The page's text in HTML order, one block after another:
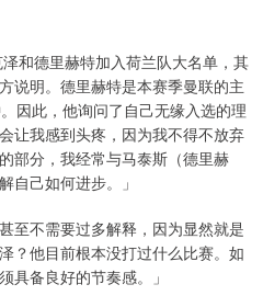
和德里赫特加入荷兰队大名单，其
说明。德里赫特是本赛季曼联的主
因此，他询问了自己无缘入选的理
让我感到头疼，因为我不得不放弃
部分，我经常与马泰斯（德里赫
自己如何进步。」
至不需要过多解释，因为显然就是
？他目前根本没打过什么比赛。如
具备良好的节奏感。」